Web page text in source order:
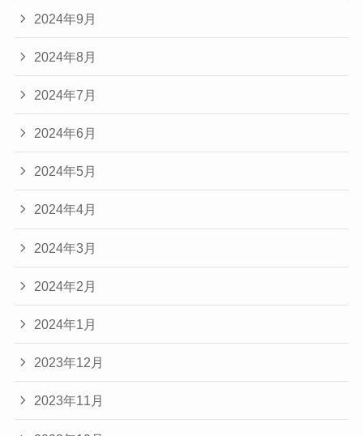
2024年9月
2024年8月
2024年7月
2024年6月
2024年5月
2024年4月
2024年3月
2024年2月
2024年1月
2023年12月
2023年11月